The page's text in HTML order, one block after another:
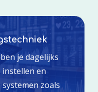
je dagelijks
en
zoals